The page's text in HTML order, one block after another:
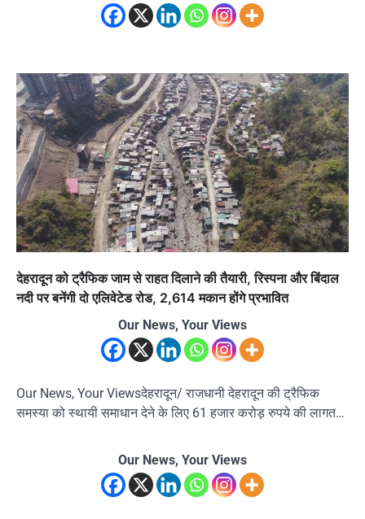
देहरादून को ट्रैफिक जाम से राहत दिलाने की तैयारी, रिस्पना और बिंदाल
नदी पर बनेंगी दो एलिवेटेड रोड, 2,614 मकान होंगे प्रभावित
Our News, Your Views
Our News, Your Viewsदेहरादून/ राजधानी देहरादून की ट्रैफिक
समस्या को स्थायी समाधान देने के लिए 61 हजार करोड़ रुपये की लागत…
Our News, Your Views